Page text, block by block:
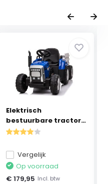
Elektrisch
bestuurbare tractor
met aa...
Vergelijk
Op voorraad
€ 179,95 Incl. btw